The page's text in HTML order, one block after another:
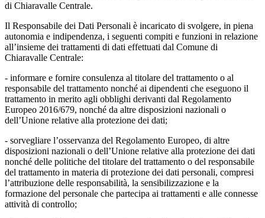
di Chiaravalle Centrale.
Il Responsabile dei Dati Personali è incaricato di svolgere, in piena
autonomia e indipendenza, i seguenti compiti e funzioni in relazione
all’insieme dei trattamenti di dati effettuati dal Comune di
Chiaravalle Centrale:
- informare e fornire consulenza al titolare del trattamento o al
responsabile del trattamento nonché ai dipendenti che eseguono il
trattamento in merito agli obblighi derivanti dal Regolamento
Europeo 2016/679, nonché da altre disposizioni nazionali o
dell’Unione relative alla protezione dei dati;
- sorvegliare l’osservanza del Regolamento Europeo, di altre
disposizioni nazionali o dell’Unione relative alla protezione dei dati
nonché delle politiche del titolare del trattamento o del responsabile
del trattamento in materia di protezione dei dati personali, compresi
l’attribuzione delle responsabilità, la sensibilizzazione e la
formazione del personale che partecipa ai trattamenti e alle connesse
attività di controllo;